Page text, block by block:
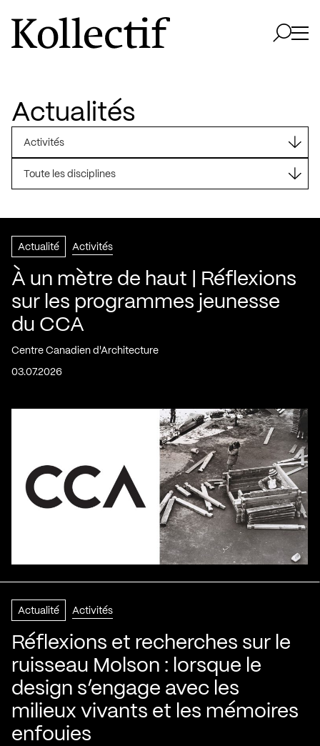
Aller à la page d'accueil
Logo Kollectif
Actualités
Activités
Toute les disciplines
Actualité Activités
À un mètre de haut | Réflexions
sur les programmes jeunesse
du CCA
Centre Canadien d'Architecture
03.07.2026
Actualité Activités
Réflexions et recherches sur le
ruisseau Molson : lorsque le
design s’engage avec les
milieux vivants et les mémoires
enfouies